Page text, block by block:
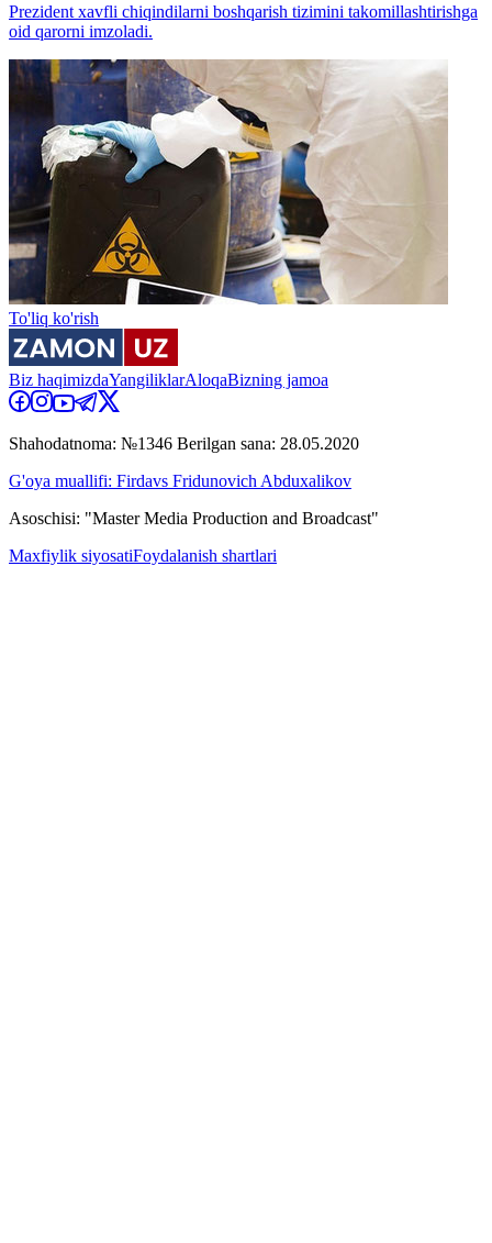
Prezident xavfli chiqindilarni boshqarish tizimini takomillashtirishga
oid qarorni imzoladi.
To'liq ko'rish
Biz haqimizdaYangiliklarAloqaBizning jamoa
Shahodatnoma: №1346 Berilgan sana: 28.05.2020
G'oya muallifi: Firdavs Fridunovich Abduxalikov
Asoschisi: "Master Media Production and Broadcast"
Maxfiylik siyosatiFoydalanish shartlari